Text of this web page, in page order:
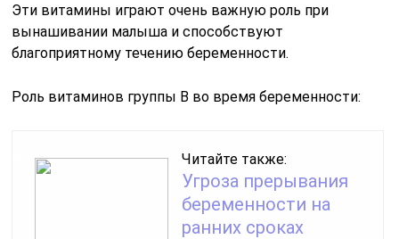
Эти витамины играют очень важную роль при
вынашивании малыша и способствуют
благоприятному течению беременности.
Роль витаминов группы В во время беременности:
Читайте также:
Угроза прерывания
беременности на
ранних сроках